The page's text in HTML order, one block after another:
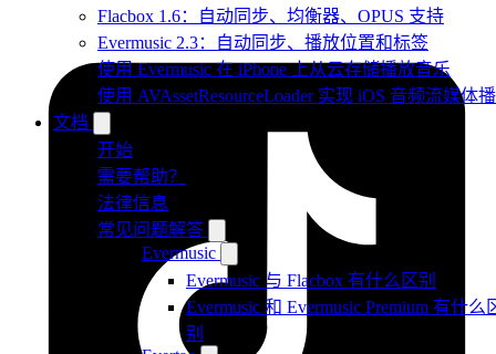
Flacbox 1.6：自动同步、均衡器、OPUS 支持
Evermusic 2.3：自动同步、播放位置和标签
使用 Evermusic 在 iPhone 上从云存储播放音乐
使用 AVAssetResourceLoader 实现 iOS 音频流媒体
文档
开始
需要帮助？
法律信息
常见问题解答
Evermusic
Evermusic 与 Flacbox 有什么区别
Evermusic 和 Evermusic Premium 有什么
别